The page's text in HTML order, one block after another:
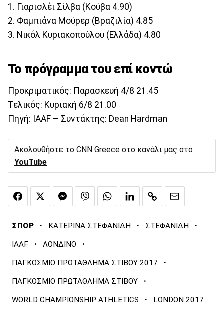
1. Γιαρισλέι Σίλβα (Κούβα 4.90)
2. Φαμπιάνα Μούρερ (Βραζιλία) 4.85
3. Νικόλ Κυριακοπούλου (Ελλάδα) 4.80
Το πρόγραμμα του επί κοντώ
Προκριματικός: Παρασκευή 4/8 21.45
Τελικός: Κυριακή 6/8 21.00
Πηγή: IAAF – Συντάκτης: Dean Hardman
Ακολουθήστε το CNN Greece στο κανάλι μας στο
YouTube
ΣΠΟΡ · ΚΑΤΕΡΙΝΑ ΣΤΕΦΑΝΙΔΗ · ΣΤΕΦΑΝΙΔΗ ·
IAAF · ΛΟΝΔΙΝΟ ·
ΠΑΓΚΟΣΜΙΟ ΠΡΩΤΑΘΛΗΜΑ ΣΤΙΒΟΥ 2017 ·
ΠΑΓΚΟΣΜΙΟ ΠΡΩΤΑΘΛΗΜΑ ΣΤΙΒΟΥ ·
WORLD CHAMPIONSHIP ATHLETICS · LONDON 2017